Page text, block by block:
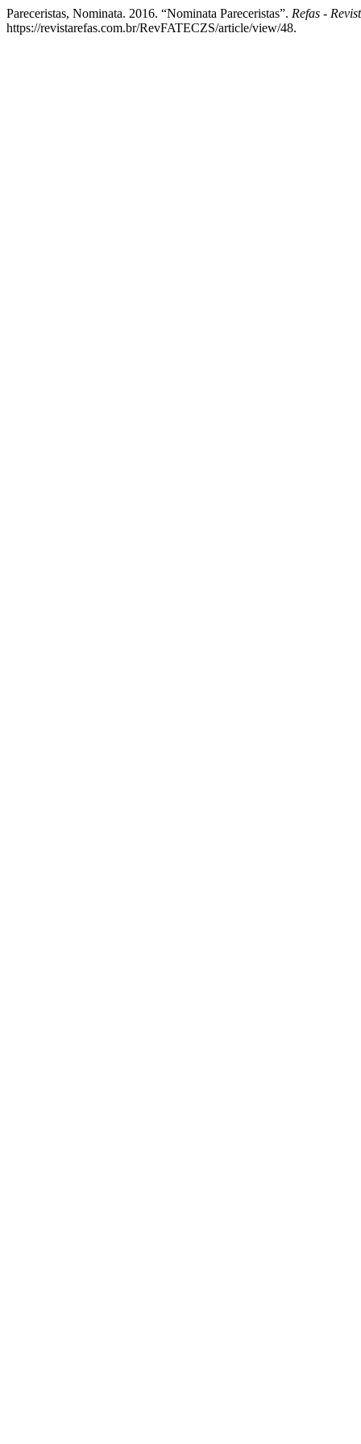
Pareceristas, Nominata. 2016. “Nominata Pareceristas”. Refas -
https://revistarefas.com.br/RevFATECZS/article/view/48.